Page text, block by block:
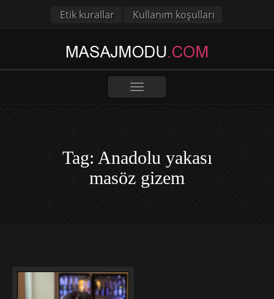
Etik kurallar Kullanım koşulları
Toggle
Tag: Anadolu yakası
masöz gizem